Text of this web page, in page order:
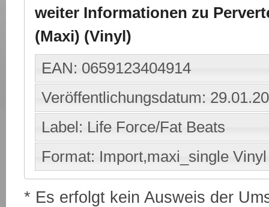
weiter Informationen zu
(Maxi) (Vinyl)
EAN: 0659123404914
Veröffentlichungsdatum:
Label: Life Force/Fat Beats
Format: Import,maxi_single Vinyl
* Es erfolgt kein Ausweis der